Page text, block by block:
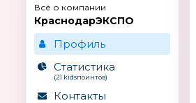
Всё о компании
КраснодарЭКСПО
Профиль
Статистика
(21 kidsпоинтов)
Контакты